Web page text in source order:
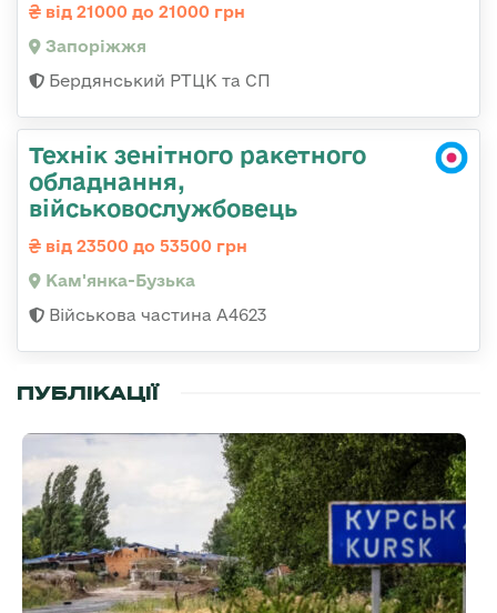
від 21000 до 21000 грн
Запоріжжя
Бердянський РТЦК та СП
Технік зенітного ракетного
обладнання,
військовослужбовець
від 23500 до 53500 грн
Кам'янка-Бузька
Військова частина А4623
ПУБЛІКАЦІЇ